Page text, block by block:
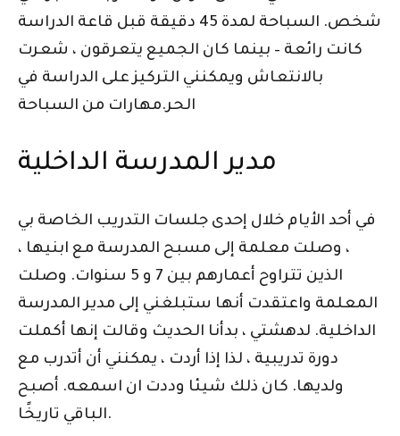
شخص. السباحة لمدة 45 دقيقة قبل قاعة الدراسة
كانت رائعة – بينما كان الجميع يتعرقون ، شعرت
بالانتعاش ويمكنني التركيز على الدراسة في
الحر.مهارات من السباحة
مدير المدرسة الداخلية
في أحد الأيام خلال إحدى جلسات التدريب الخاصة بي
، وصلت معلمة إلى مسبح المدرسة مع ابنيها ،
الذين تتراوح أعمارهم بين 7 و 5 سنوات. وصلت
المعلمة واعتقدت أنها ستبلغني إلى مدير المدرسة
الداخلية. لدهشتي ، بدأنا الحديث وقالت إنها أكملت
دورة تدريبية ، لذا إذا أردت ، يمكنني أن أتدرب مع
ولديها. كان ذلك شيئا وددت ان اسمعه. أصبح
الباقي تاريخًا.